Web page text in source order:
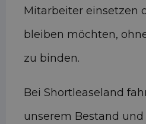
Mitarbeiter einsetzen
bleiben möchten,
zu binden.
Bei Shortleaseland
unserem Bestand